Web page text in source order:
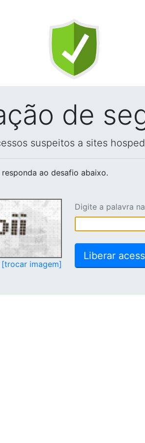
de
suspeitos a sites
responda ao desafio abaixo.
[trocar imagem]
Digite a palavra